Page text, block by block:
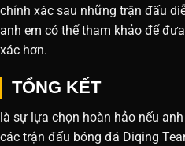
chính xác sau những trận đấu
anh em có thể tham khảo để
xác hơn.
TỔNG KẾT
là sự lựa chọn hoàn hảo nếu
các trận đấu bóng đá Diqing